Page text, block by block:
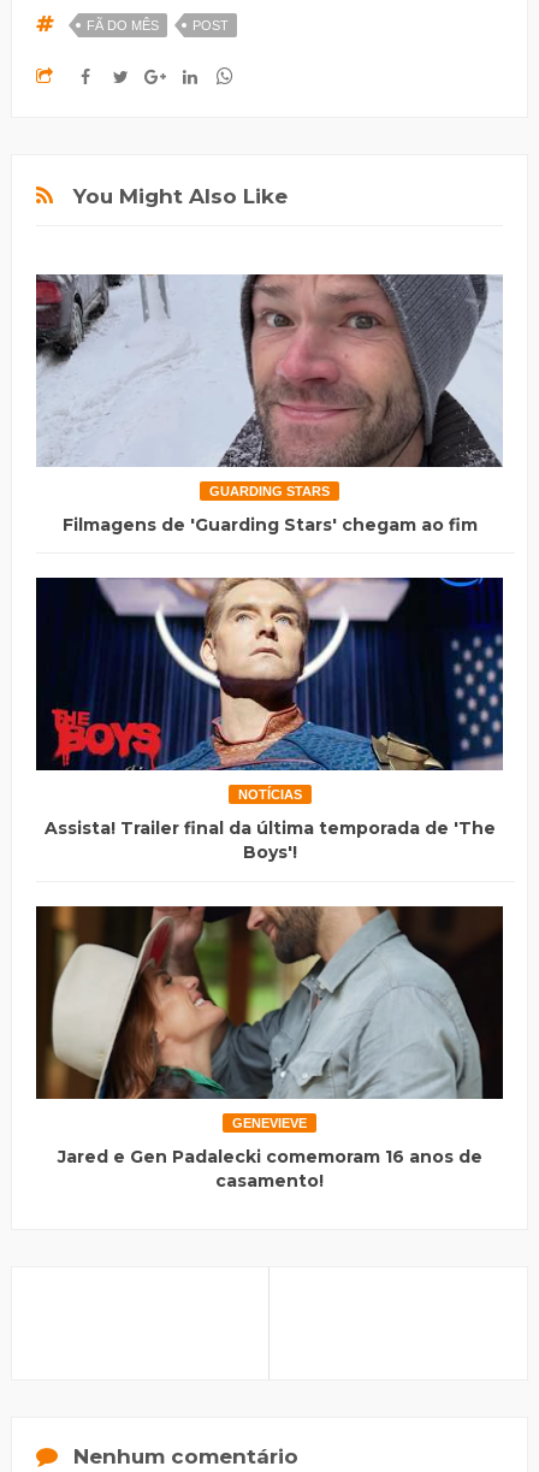
FÃ DO MÊS POST
You Might Also Like
GUARDING STARS
Filmagens de 'Guarding Stars' chegam ao fim
NOTÍCIAS
Assista! Trailer final da última temporada de 'The
Boys'!
GENEVIEVE
Jared e Gen Padalecki comemoram 16 anos de
casamento!
Nenhum comentário